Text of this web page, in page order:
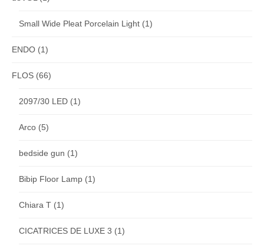
Small Wide Pleat Porcelain Light (1)
ENDO (1)
FLOS (66)
2097/30 LED (1)
Arco (5)
bedside gun (1)
Bibip Floor Lamp (1)
Chiara T (1)
CICATRICES DE LUXE 3 (1)